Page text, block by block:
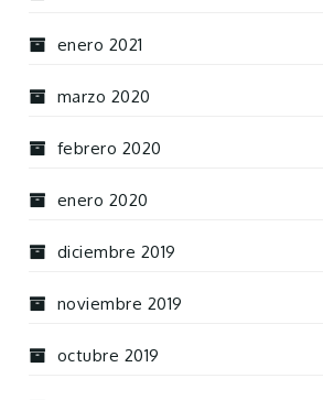
enero 2021
marzo 2020
febrero 2020
enero 2020
diciembre 2019
noviembre 2019
octubre 2019